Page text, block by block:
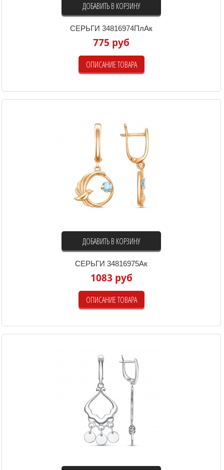
ДОБАВИТЬ В КОРЗИНУ
СЕРЬГИ 34816974ПлАк
775 руб
ОПИСАНИЕ ТОВАРА
ДОБАВИТЬ В КОРЗИНУ
СЕРЬГИ 34816975Ак
1083 руб
ОПИСАНИЕ ТОВАРА